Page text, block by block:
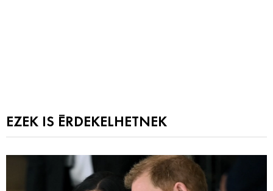
EZEK IS ÉRDEKELHETNEK